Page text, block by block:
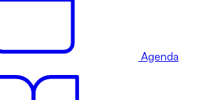
Agenda